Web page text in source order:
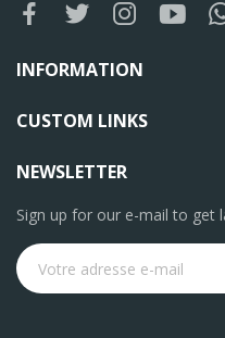
INFORMATION
CUSTOM LINKS
NEWSLETTER
Sign up for our e-mail to get